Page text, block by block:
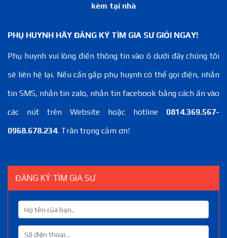
kèm tại nhà
PHỤ HUYNH HÃY ĐĂNG KÝ TÌM GIA SƯ GIỎI NGAY!
Phụ huynh vui lòng điền thông tin vào ô dưới đây chúng tôi
sẽ liên hệ lại. Nếu cần gấp phụ huynh có thể gọi điện, nhắn
tin SMS, nhắn tin zalo, nhắn tin facebook bằng cách ấn vào
các nút trên Website hoặc hotline 0814.369.567-
0968.678.234. Trân trọng cảm ơn!
ĐĂNG KÝ TÌM GIA SƯ